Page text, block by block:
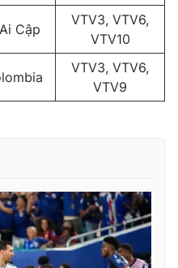
VTV.vn khi phát hành lại
Cập
VTV3, VTV6,
VTV10
VTV3, VTV6,
VTV9